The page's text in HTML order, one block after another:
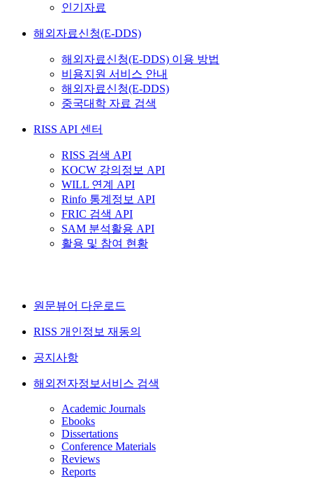
인기자료
해외자료신청(E-DDS)
해외자료신청(E-DDS) 이용 방법
비용지원 서비스 안내
해외자료신청(E-DDS)
중국대학 자료 검색
RISS API 센터
RISS 검색 API
KOCW 강의정보 API
WILL 연계 API
Rinfo 통계정보 API
FRIC 검색 API
SAM 분석활용 API
활용 및 참여 현황
원문뷰어 다운로드
RISS 개인정보 재동의
공지사항
해외전자정보서비스 검색
Academic Journals
Ebooks
Dissertations
Conference Materials
Reviews
Reports